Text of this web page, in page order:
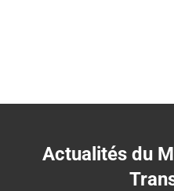
Actualités du